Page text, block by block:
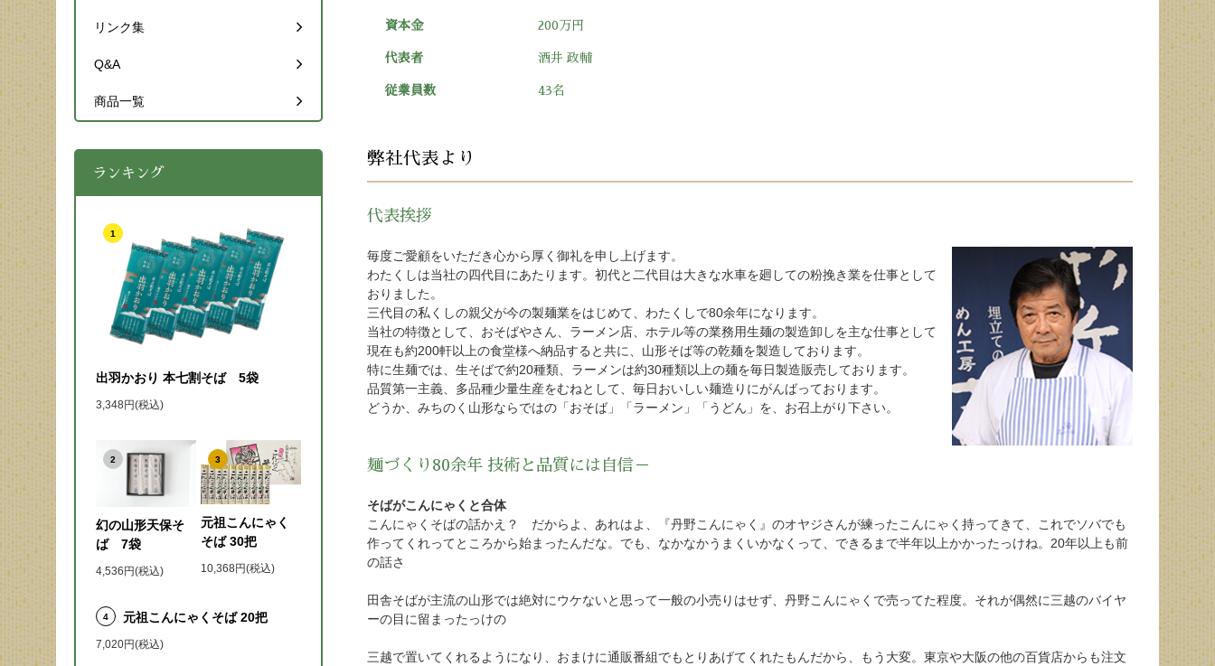
資本金 200万円
代表者 酒井 政輔
従業員数 43名
弊社代表より
代表挨拶
毎度ご愛顧をいただき心から厚く御礼を申し上げます。
わたくしは当社の四代目にあたります。初代と二代目は大きな水車を廻しての粉挽き業を仕事として
おりました。
三代目の私くしの親父が今の製麺業をはじめて、わたくしで80余年になります。
当社の特徴として、おそばやさん、ラーメン店、ホテル等の業務用生麺の製造卸しを主な仕事として
現在も約200軒以上の食堂様へ納品すると共に、山形そば等の乾麺を製造しております。
特に生麺では、生そばで約20種類、ラーメンは約30種類以上の麺を毎日製造販売しております。
品質第一主義、多品種少量生産をむねとして、毎日おいしい麺造りにがんばっております。
どうか、みちのく山形ならではの「おそば」「ラーメン」「うどん」を、お召上がり下さい。
麺づくり80余年 技術と品質には自信－
そばがこんにゃくと合体
こんにゃくそばの話かえ？ だからよ、あれはよ、『丹野こんにゃく』のオヤジさんが練ったこんにゃく持ってきて、これでソバでも
作ってくれってところから始まったんだな。でも、なかなかうまくいかなくって、できるまで半年以上かかったっけね。20年以上も前
の話さ
田舎そばが主流の山形では絶対にウケないと思って一般の小売りはせず、丹野こんにゃくで売ってた程度。それが偶然に三越のバイヤ
ーの目に留まったっけの
三越で置いてくれるようになり、おまけに通販番組でもとりあげてくれたもんだから、もう大変。東京や大阪の他の百貨店からも注文
リンク集
Q&A
商品一覧
ランキング
1
出羽かおり 本七割そば 5袋
3,348円(税込)
2
幻の山形天保そ
ば 7袋
4,536円(税込)
3
元祖こんにゃく
そば 30把
10,368円(税込)
4 元祖こんにゃくそば 20把
7,020円(税込)